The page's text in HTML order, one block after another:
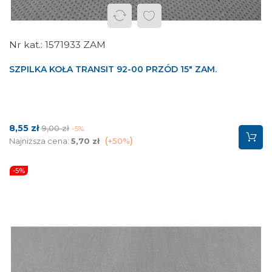
1571933 ZAM
SZPILKA KOŁA TRANSIT 92-00 PRZÓD 15" ZAM.
Cena
8,55 zł Cena
podstawowa
9,00 zł -5%
Najniższa cena: 5,70 zł +50%
-5%